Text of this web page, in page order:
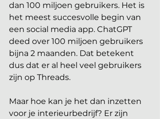
dan 100 miljoen gebruikers. Het is
het meest succesvolle begin van
een social media app. ChatGPT
deed over 100 miljoen gebruikers
bijna 2 maanden. Dat betekent
dus dat er al heel veel gebruikers
zijn op Threads.
Maar hoe kan je het dan inzetten
voor je interieurbedrijf? Er zijn